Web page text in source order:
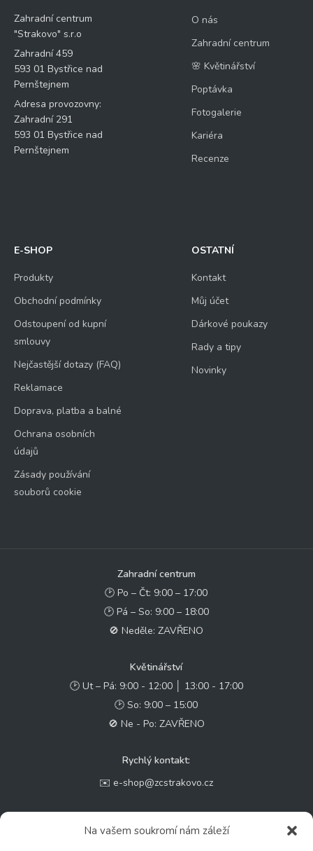
Na vašem soukromí nám záleží
Zahradní centrum
"Strakovo" s.r.o
Zahradní 459
593 01 Bystřice nad
Pernštejnem
Adresa provozovny:
Zahradní 291
593 01 Bystřice nad
Pernštejnem
O nás
Zahradní centrum
🌸 Květinářství
Poptávka
Fotogalerie
Kariéra
Recenze
E-SHOP
Produkty
Obchodní podmínky
Odstoupení od kupní
smlouvy
Nejčastější dotazy (FAQ)
Reklamace
Doprava, platba a balné
Ochrana osobních
údajů
Zásady používání
souborů cookie
OSTATNÍ
Kontakt
Můj účet
Dárkové poukazy
Rady a tipy
Novinky
Zahradní centrum
🕑 Po – Čt: 9:00 – 17:00
🕑 Pá – So: 9:00 – 18:00
🚫 Neděle: ZAVŘENO
Květinářství
🕑 Ut – Pá: 9:00 - 12:00 │ 13:00 - 17:00
🕑 So: 9:00 – 15:00
🚫 Ne - Po: ZAVŘENO
Rychlý kontakt:
✉️ e-shop@zcstrakovo.cz